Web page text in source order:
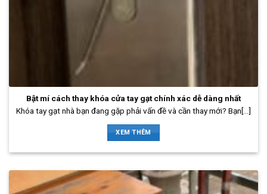
Bật mí cách thay khóa cửa tay gạt chính xác dễ dàng nhất
Khóa tay gạt nhà bạn đang gặp phải vấn đề và cần thay mới? Bạn[...]
XEM THÊM